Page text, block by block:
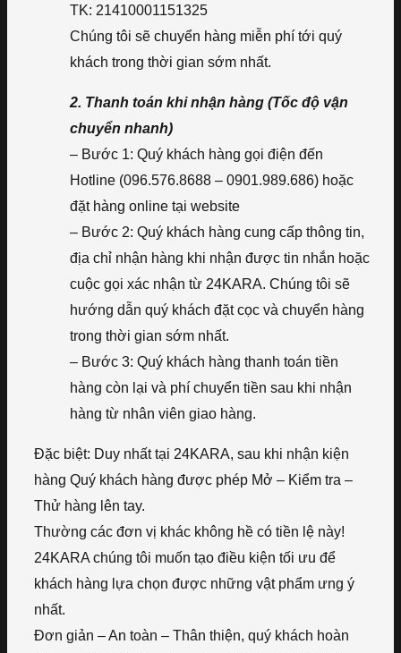
TK: 21410001151325
Chúng tôi sẽ chuyển hàng miễn phí tới quý
khách trong thời gian sớm nhất.
2. Thanh toán khi nhận hàng (Tốc độ vận
chuyển nhanh)
– Bước 1: Quý khách hàng gọi điện đến
Hotline (096.576.8688 – 0901.989.686) hoặc
đặt hàng online tại website
– Bước 2: Quý khách hàng cung cấp thông tin,
địa chỉ nhận hàng khi nhận được tin nhắn hoặc
cuộc gọi xác nhận từ 24KARA. Chúng tôi sẽ
hướng dẫn quý khách đặt cọc và chuyển hàng
trong thời gian sớm nhất.
– Bước 3: Quý khách hàng thanh toán tiền
hàng còn lại và phí chuyển tiền sau khi nhận
hàng từ nhân viên giao hàng.
Đặc biệt: Duy nhất tại 24KARA, sau khi nhận kiện
hàng Quý khách hàng được phép Mở – Kiểm tra –
Thử hàng lên tay.
Thường các đơn vị khác không hề có tiền lệ này!
24KARA chúng tôi muốn tạo điều kiện tối ưu để
khách hàng lựa chọn được những vật phẩm ưng ý
nhất.
Đơn giản – An toàn – Thân thiện, quý khách hoàn